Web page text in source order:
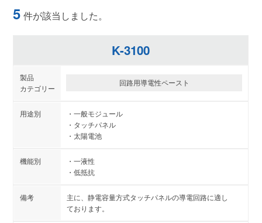
5 件が該当しました。
K-3100
回路用導電性ペースト
一般モジュール
タッチパネル
太陽電池
一液性
低抵抗
主に、静電容量方式タッチパネルの導電回路に適し
ております。